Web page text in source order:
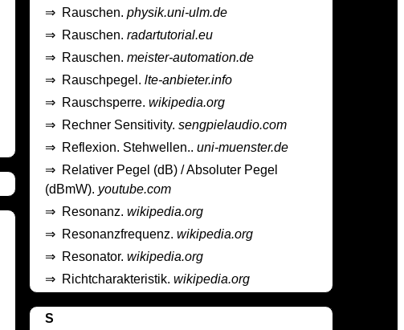
⇒ Rauschen.physik.uni-ulm.de
⇒ Rauschen.radartutorial.eu
⇒ Rauschen.meister-automation.de
⇒ Rauschpegel.lte-anbieter.info
⇒ Rauschsperre.wikipedia.org
⇒ Rechner Sensitivity.sengpielaudio.com
⇒ Reflexion. Stehwellen..uni-muenster.de
⇒ Relativer Pegel (dB) / Absoluter Pegel
(dBmW). youtube.com
⇒ Resonanz.wikipedia.org
⇒ Resonanzfrequenz.wikipedia.org
⇒ Resonator.wikipedia.org
⇒ Richtcharakteristik.wikipedia.org
S